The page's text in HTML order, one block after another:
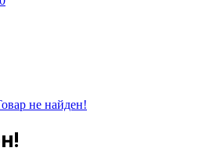
не найден!